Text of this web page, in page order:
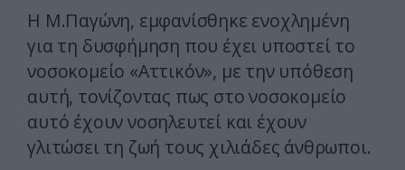
Η Μ.Παγώνη, εμφανίσθηκε ενοχλημένη
για τη δυσφήμηση που έχει υποστεί το
νοσοκομείο «Αττικόν», με την υπόθεση
αυτή, τονίζοντας πως στο νοσοκομείο
αυτό έχουν νοσηλευτεί και έχουν
γλιτώσει τη ζωή τους χιλιάδες άνθρωποι.